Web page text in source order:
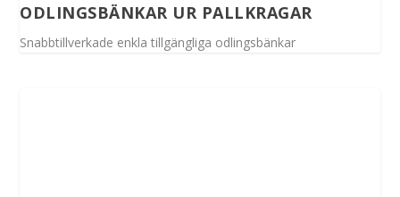
ODLINGSBÄNKAR UR PALLKRAGAR
Snabbtillverkade enkla tillgängliga odlingsbänkar